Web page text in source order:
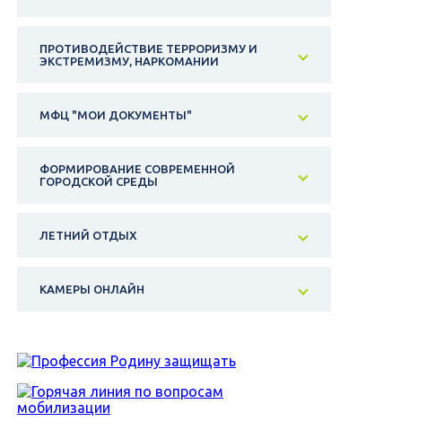
ПРОТИВОДЕЙСТВИЕ ТЕРРОРИЗМУ И
ЭКСТРЕМИЗМУ, НАРКОМАНИИ
МФЦ "МОИ ДОКУМЕНТЫ"
ФОРМИРОВАНИЕ СОВРЕМЕННОЙ
ГОРОДСКОЙ СРЕДЫ
ЛЕТНИЙ ОТДЫХ
КАМЕРЫ ОНЛАЙН